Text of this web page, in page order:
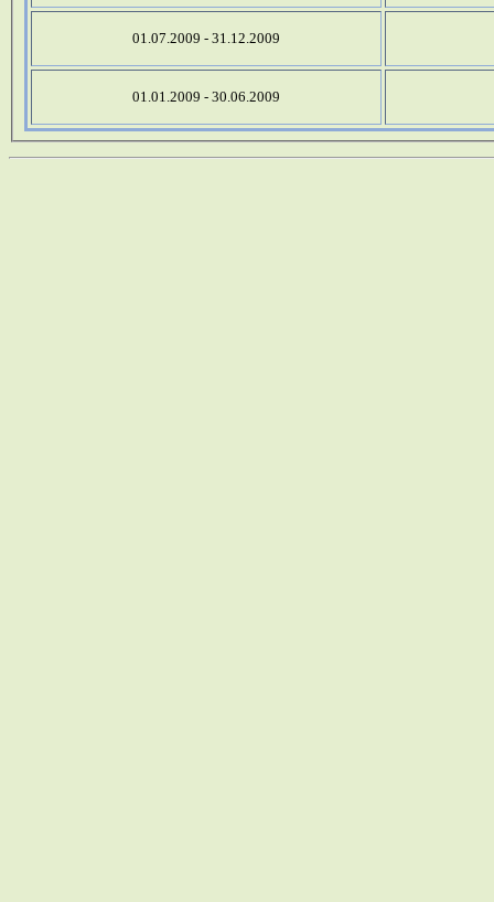
01.07.2009 - 31.12.2009
01.01.2009 - 30.06.2009